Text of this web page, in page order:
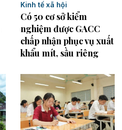
Kinh tế xã hội
Có 50 cơ sở kiểm
nghiệm được GACC
chấp nhận phục vụ xuất
khẩu mít, sầu riêng